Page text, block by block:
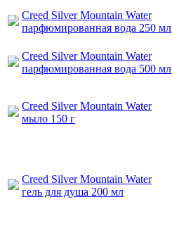
Creed Silver Mountain Water
парфюмированная вода 250 мл
Creed Silver Mountain Water
парфюмированная вода 500 мл
Creed Silver Mountain Water
мыло 150 г
Creed Silver Mountain Water
гель для душа 200 мл